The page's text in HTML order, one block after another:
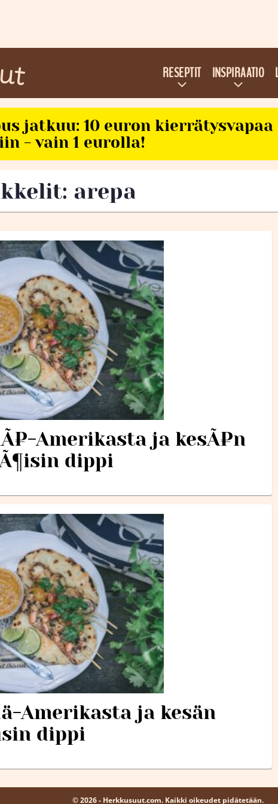
RESEPTIT INSPIRAATIO
jatkuu: 10 euron
- vain 1 eurolla!
arepa
Amerikasta ja kesÃ¤n
dippi
Amerikasta ja kesän
dippi
© 2026 - Herkkusuut.com. Kaikki oikeudet pidätetään.